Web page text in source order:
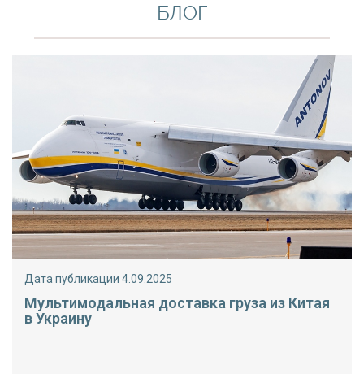
БЛОГ
Дата публикации 4.09.2025
Мультимодальная доставка груза из Китая
в Украину